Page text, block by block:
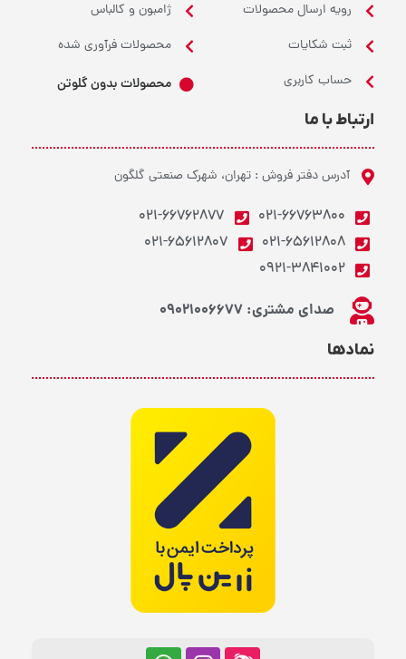
رویه ارسال محصولات
ثبت شکایات
حساب کاربری
ژامبون و کالباس
محصولات فرآوری شده
محصولات بدون گلوتن
ارتباط با ما
آدرس دفتر فروش : تهران، شهرک صنعتی گلگون
021-66763800
021-66762877
021-65612808
021-65612807
0921-3841002
صدای مشتری: 09021006677
نمادها